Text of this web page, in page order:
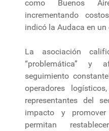
como Buenos
incrementando
indicó la Audaca en
La asociación
“problemática” y
seguimiento
operadores
representantes del
impacto y
permitan